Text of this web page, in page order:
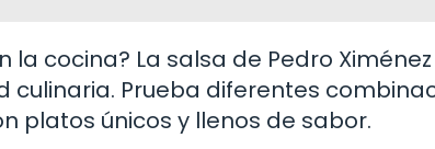
cocina? La salsa de Pedro
Prueba diferentes
platos únicos y llenos de sabor.